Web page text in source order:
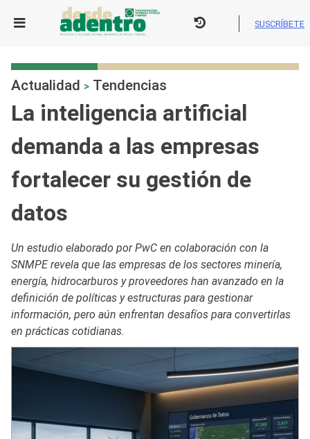
SUSCRÍBETE
Actualidad > Tendencias
La inteligencia artificial
demanda a las empresas
fortalecer su gestión de
datos
Un estudio elaborado por PwC en colaboración con la
SNMPE revela que las empresas de los sectores minería,
energía, hidrocarburos y proveedores han avanzado en la
definición de políticas y estructuras para gestionar
información, pero aún enfrentan desafíos para convertirlas
en prácticas cotidianas.